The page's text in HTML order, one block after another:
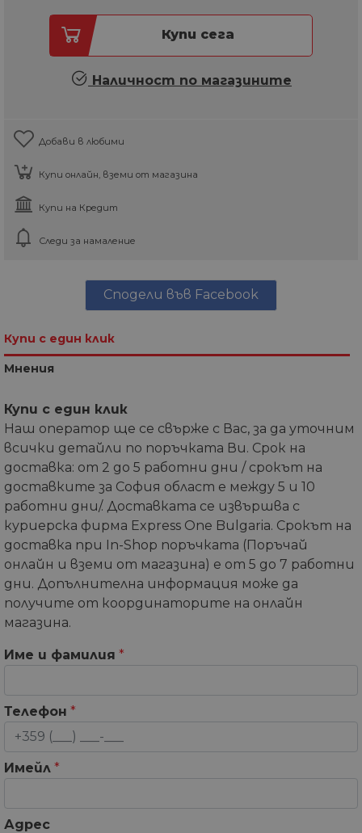
Купи сега
Наличност по магазините
Добави в любими
Купи онлайн, вземи от магазина
Купи на Кредит
Следи за намаление
Сподели във Facebook
Купи с един клик
Мнения
Купи с един клик
Наш оператор ще се свърже с Вас, за да уточним
всички детайли по поръчката Ви. Срок на
доставка: от 2 до 5 работни дни / срокът на
доставките за София област е между 5 и 10
работни дни/. Доставката се извършва с
куриерска фирма Express One Bulgaria. Срокът на
доставка при In-Shop поръчката (Поръчай
онлайн и вземи от магазина) е от 5 до 7 работни
дни. Допълнителна информация може да
получите от координаторите на онлайн
магазина.
Име и фамилия *
Телефон *
Имейл *
Адрес